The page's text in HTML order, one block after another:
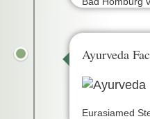
Ayurveda
Eurasiamed